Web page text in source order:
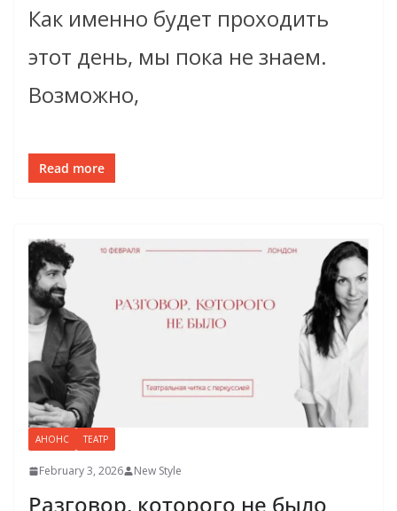
Как именно будет проходить
этот день, мы пока не знаем.
Возможно,
Read more
АНОНС ТЕАТР
February 3, 2026 New Style
Разговор, которого не было